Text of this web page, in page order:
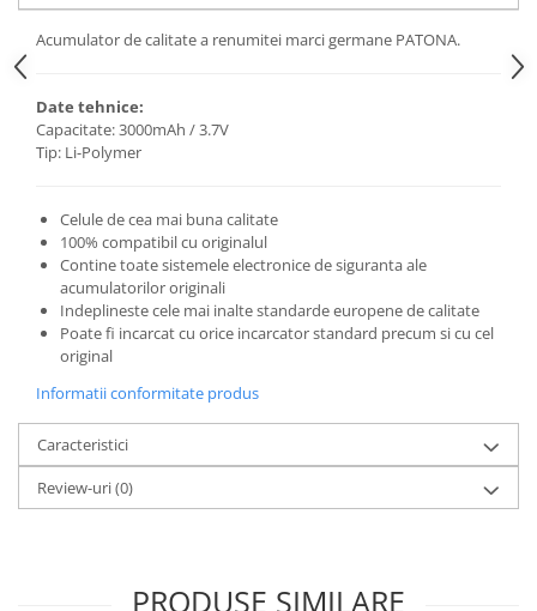
Acumulator de calitate a renumitei marci germane PATONA.
Date tehnice:
Capacitate: 3000mAh / 3.7V
Tip: Li-Polymer
Celule de cea mai buna calitate
100% compatibil cu originalul
Contine toate sistemele electronice de siguranta ale
acumulatorilor originali
Indeplineste cele mai inalte standarde europene de calitate
Poate fi incarcat cu orice incarcator standard precum si cu cel
original
Informatii conformitate produs
Caracteristici
Review-uri(0)
PRODUSE SIMILARE